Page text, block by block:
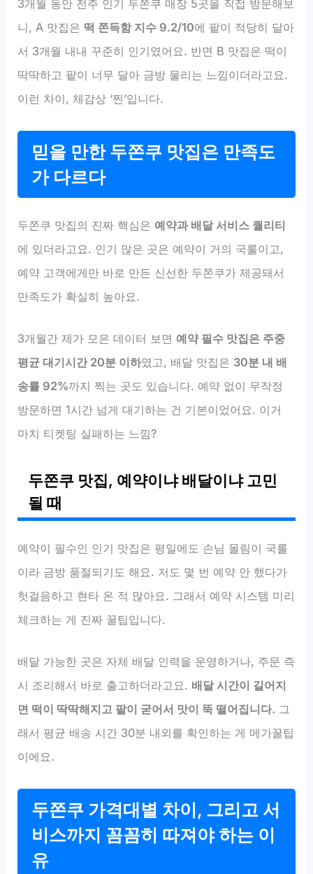
3개월 동안 전주 인기 두쫀쿠 매장 5곳을 직접 방문해보
니, A 맛집은 떡 쫀득함 지수 9.2/10에 팥이 적당히 달아
서 3개월 내내 꾸준히 인기였어요. 반면 B 맛집은 떡이
딱딱하고 팥이 너무 달아 금방 물리는 느낌이더라고요.
이런 차이, 체감상 ‘찐’입니다.
믿을 만한 두쫀쿠 맛집은 만족도
가 다르다
두쫀쿠 맛집의 진짜 핵심은 예약과 배달 서비스 퀄리티
에 있더라고요. 인기 많은 곳은 예약이 거의 국룰이고,
예약 고객에게만 바로 만든 신선한 두쫀쿠가 제공돼서
만족도가 확실히 높아요.
3개월간 제가 모은 데이터 보면 예약 필수 맛집은 주중
평균 대기시간 20분 이하였고, 배달 맛집은 30분 내 배
송률 92%까지 찍는 곳도 있습니다. 예약 없이 무작정
방문하면 1시간 넘게 대기하는 건 기본이었어요. 이거
마치 티켓팅 실패하는 느낌?
두쫀쿠 맛집, 예약이냐 배달이냐 고민
될 때
예약이 필수인 인기 맛집은 평일에도 손님 몰림이 국룰
이라 금방 품절되기도 해요. 저도 몇 번 예약 안 했다가
헛걸음하고 현타 온 적 많아요. 그래서 예약 시스템 미리
체크하는 게 진짜 꿀팁입니다.
배달 가능한 곳은 자체 배달 인력을 운영하거나, 주문 즉
시 조리해서 바로 출고하더라고요. 배달 시간이 길어지
면 떡이 딱딱해지고 팥이 굳어서 맛이 뚝 떨어집니다. 그
래서 평균 배송 시간 30분 내외를 확인하는 게 메가꿀팁
이에요.
두쫀쿠 가격대별 차이, 그리고 서
비스까지 꼼꼼히 따져야 하는 이
유